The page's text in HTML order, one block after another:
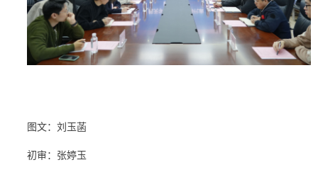
图文：刘玉菡
初审：张婷玉